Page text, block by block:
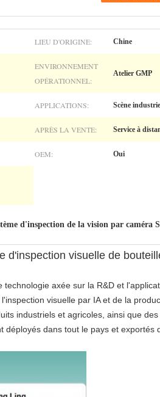
LIEU D'ORIGINE: Chine
ENVIRONNEMENT
OPÉRATIONNEL:
Atelier GMP
APPLICATIONS: Scène
APRÈS LA VENTE: Service à
OEM: Oui
d'inspection de la vision par caméra
d'inspection visuelle de
axée sur la R&D et
visuelle par IA et de la
industriels et agricoles, ainsi que
dans tout le pays et exportés